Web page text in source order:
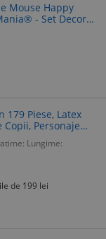
Mouse Happy
- Set Decor
Folie & Latex,
179 Piese, Latex
Copii, Personaje
Lungime:
de 199 lei